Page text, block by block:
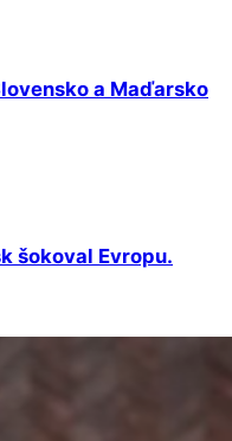
a Maďarsko
šokoval Evropu.